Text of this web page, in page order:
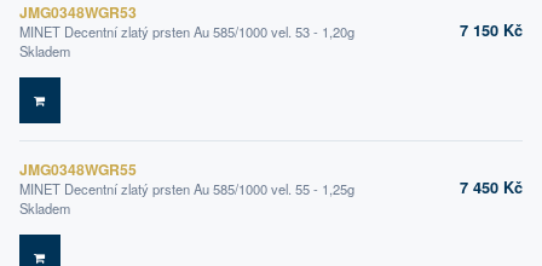
JMG0348WGR53
MINET Decentní zlatý prsten Au 585/1000 vel. 53 - 1,20g
Skladem
7 150 Kč
DO KOŠÍKU
JMG0348WGR55
MINET Decentní zlatý prsten Au 585/1000 vel. 55 - 1,25g
Skladem
7 450 Kč
DO KOŠÍKU